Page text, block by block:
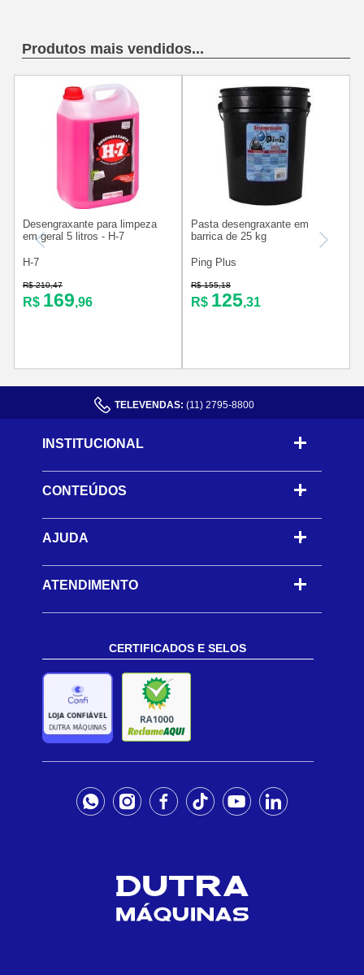
Produtos mais vendidos...
Desengraxante para limpeza
em geral 5 litros - H-7
H-7
R$ 210,47
R$ 169,96
Pasta desengraxante em
barrica de 25 kg
Ping Plus
R$ 155,18
R$ 125,31
TELEVENDAS: (11) 2795-8800
INSTITUCIONAL
CONTEÚDOS -
AJUDA -
ATENDIMENTO
CERTIFICADOS E SELOS